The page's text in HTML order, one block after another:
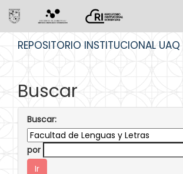
REPOSITORIO INSTITUCIONAL UAQ
Buscar
Buscar:
por